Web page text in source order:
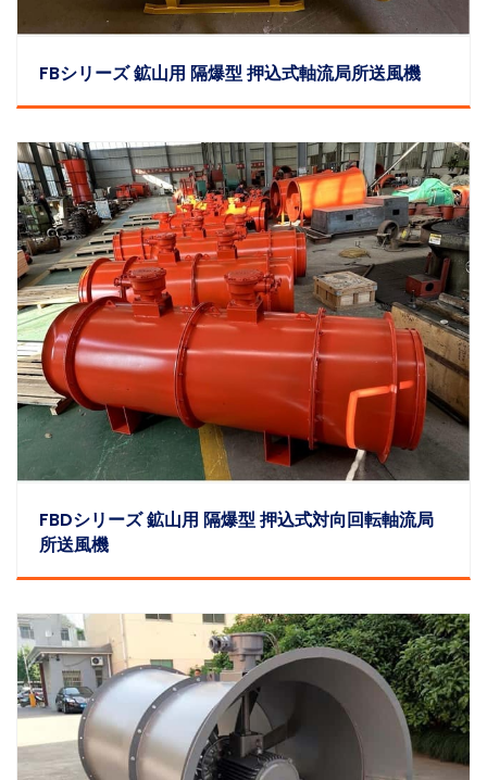
FBシリーズ 鉱山用 隔爆型 押込式軸流局所送風機
FBDシリーズ 鉱山用 隔爆型 押込式対向回転軸流局
所送風機